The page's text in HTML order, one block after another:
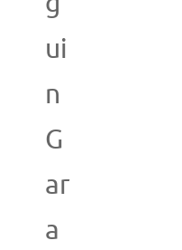
ui
n
G
ar
a